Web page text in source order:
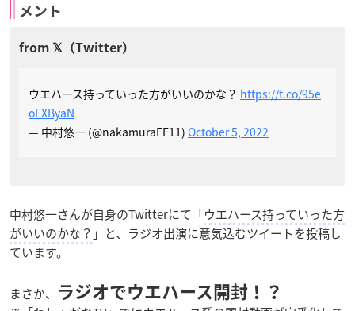
メント
ウエハース持っていった方がいいのかな？ https://t.co/95e
oFXByaN
— 中村悠一 (@nakamuraFF11) October 5, 2022
中村悠一さんが自身のTwitterにて「ウエハース持っていった方
がいいのかな？ 」と、ラジオ出演に意気込むツイートを投稿し
ています。
まさか、 ラジオでウエハース開封！？